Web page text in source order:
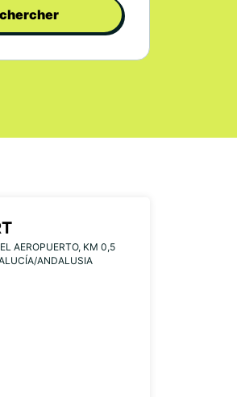
AEROPUERTO, KM 0,5
ANDALUSIA